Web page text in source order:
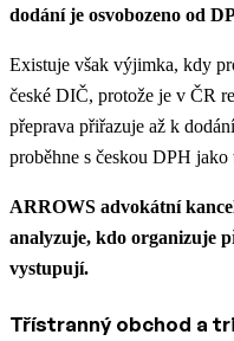
dodání je osvobozeno od
Existuje však výjimka, kdy
české DIČ, protože je v ČR
přeprava přiřazuje až k
proběhne s českou DPH jako
ARROWS advokátní
analyzuje, kdo organizuje
vystupují.
Třístranný obchod a